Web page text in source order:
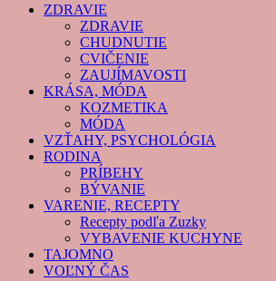
ZDRAVIE
ZDRAVIE
CHUDNUTIE
CVIČENIE
ZAUJÍMAVOSTI
KRÁSA, MÓDA
KOZMETIKA
MÓDA
VZŤAHY, PSYCHOLÓGIA
RODINA
PRÍBEHY
BÝVANIE
VARENIE, RECEPTY
Recepty podľa Zuzky
VYBAVENIE KUCHYNE
TAJOMNO
VOĽNÝ ČAS